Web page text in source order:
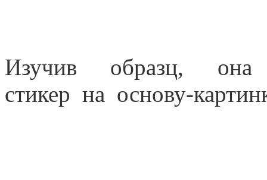
Изучив образц, она
стикер на основу-